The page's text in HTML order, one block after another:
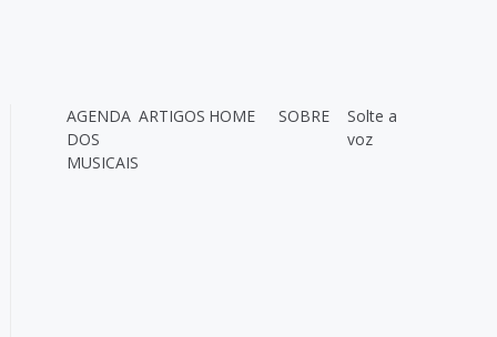
AGENDA
DOS
MUSICAIS
ARTIGOS HOME SOBRE
Solte a
voz